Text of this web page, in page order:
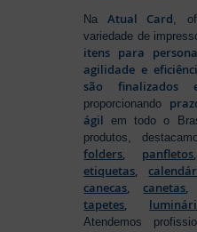
NaAtual Card,
variedade de
itens para
agilidade e
são
proporcionando
ágil em todo o
produtos,
folders, panfletos
etiquetas,
canecas,canetas,
tapetes,
Atendemos